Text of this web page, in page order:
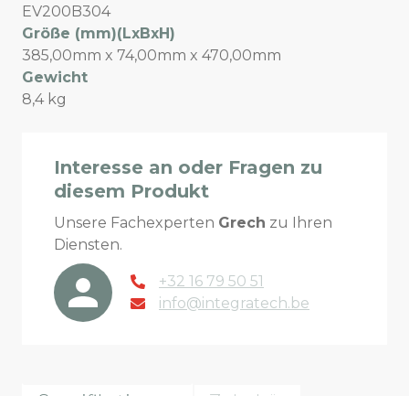
EV200B304
Größe (mm)(LxBxH)
385,00mm x 74,00mm x 470,00mm
Gewicht
8,4 kg
Interesse an oder Fragen zu
diesem Produkt
Unsere Fachexperten Grech zu Ihren
Diensten.
+32 16 79 50 51
info@integratech.be